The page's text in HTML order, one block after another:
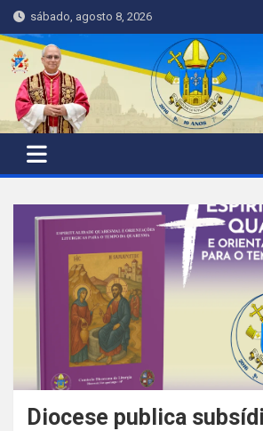
Skip
to
content
sábado, agosto 8, 2026
Diocese publica